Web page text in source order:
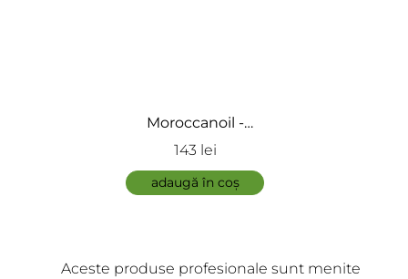
Moroccanoil -
Sampon par vopsit -
143 lei
adaugă în coș
Aceste produse profesionale sunt menite